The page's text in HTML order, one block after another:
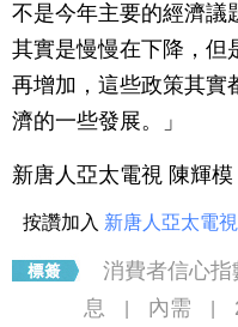
不是今年主要的經濟議
其實是慢慢在下降，但
再增加，這些政策其實
濟的一些發展。」
新唐人亞太電視 陳輝
按讚加入 新唐人亞太電
消費者信心指
息
內需